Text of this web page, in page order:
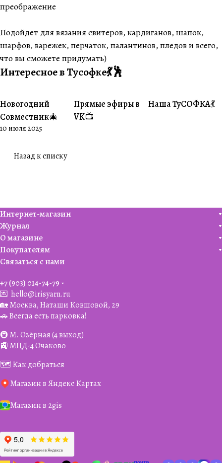
преображение
Подойдет для вязания свитеров, кардиганов, шапок,
шарфов, варежек, перчаток, палантинов, пледов и всего,
что вы сможете придумать)
Интересное в Тусофке💃🕺
#Совместники
Новогодний
Совместник🎄
10 июля 2025
#Житуха
Прямые эфиры в
VK📺
#Совместники
Наша ТуСОФКА💃
Назад к списку
Интернет-магазин
Журнал
О магазине
Покупателям
Связаться с нами
+7 (903) 014-74-79‬
💌 hello@irisyarn.ru
🏡 Москва, Наташи Ковшовой, 29
🚗 Всегда есть парковка!
🚇 М. Озёрная (4 выход)
🚉 МЦД-4 Очаково
🗺️ Как добраться
Магазин в Яндекс Картах
Магазин в 2gis